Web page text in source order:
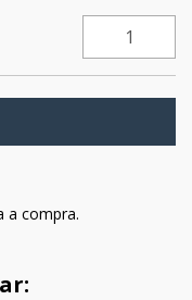
a compra.